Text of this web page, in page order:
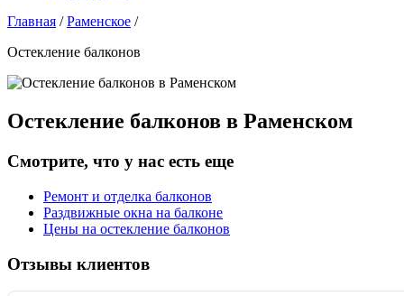
Главная / Раменское /
Остекление балконов
Остекление балконов в Раменском
Смотрите, что у нас есть еще
Ремонт и отделка балконов
Раздвижные окна на балконе
Цены на остекление балконов
Отзывы клиентов